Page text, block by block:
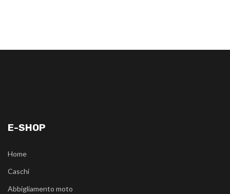
E-SHOP
Home
Caschi
Abbigliamento moto